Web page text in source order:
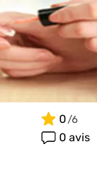
0
0 avis